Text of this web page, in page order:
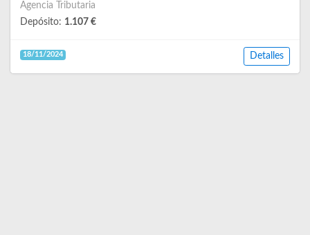
Agencia Tributaria
Depósito: 1.107 €
18/11/2024 Detalles